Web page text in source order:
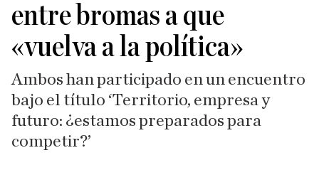
entre bromas a que
«vuelva a la política»
Ambos han participado en un encuentro
bajo el título ‘Territorio, empresa y
futuro: ¿estamos preparados para
competir?’